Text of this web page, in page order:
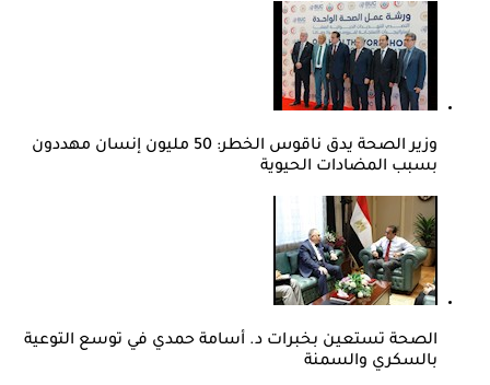
وزير الصحة يدق ناقوس الخطر: 50 مليون إنسان مهددون
بسبب المضادات الحيوية
الصحة تستعين بخبرات د. أسامة حمدي في توسع التوعية
بالسكري والسمنة